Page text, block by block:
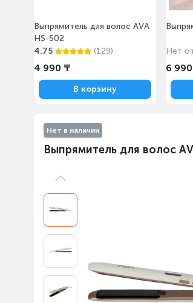
Выпрямитель для волос AVA
HS-502
4.75
(129)
4 990 ₸
В корзину
Нет
6
Нет в наличии
Выпрямитель для волос